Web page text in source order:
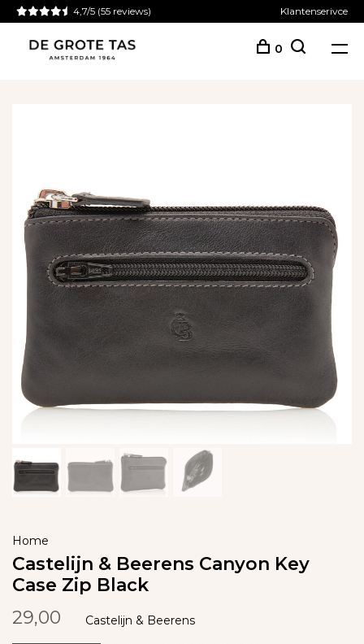
4,7/5 (55 reviews) Klantenserivce
0
Home
Castelijn & Beerens Canyon Key
Case Zip Black
29,00
Castelijn & Beerens